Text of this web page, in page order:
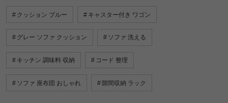
クッション ブルー キャスター付き ワゴン
グレー ソファ クッション ソファ 洗える
キッチン 調味料 収納 コード 整理
ソファ 座布団 おしゃれ 隙間収納 ラック